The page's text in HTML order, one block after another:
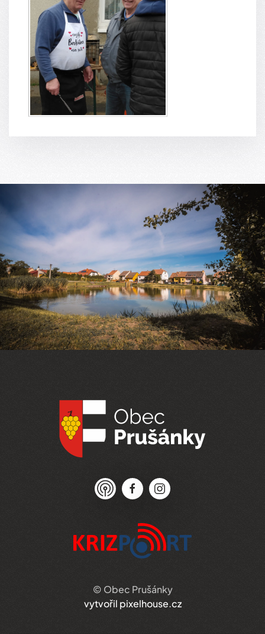
© Obec Prušánky
vytvořil pixelhouse.cz